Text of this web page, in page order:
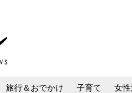
旅行＆おでかけ 子育て 女